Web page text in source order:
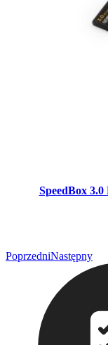
SpeedBox
PoprzedniNastępny